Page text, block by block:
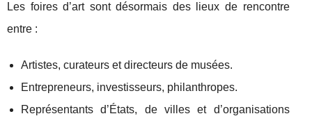
Les foires d’art sont désormais des lieux de rencontre
entre :
Artistes, curateurs et directeurs de musées.
Entrepreneurs, investisseurs, philanthropes.
Représentants d’États, de villes et d’organisations